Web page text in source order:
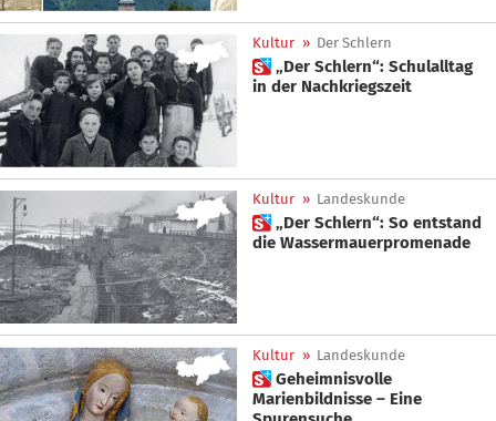
Kultur » Der Schlern
 „Der Schlern“: Schulalltag
in der Nachkriegszeit
Kultur » Landeskunde
 „Der Schlern“: So entstand
die Wassermauerpromenade
Kultur » Landeskunde
 Geheimnisvolle
Marienbildnisse – Eine